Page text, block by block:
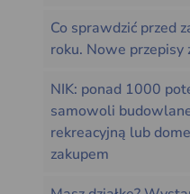
Co sprawdzić przed
roku. Nowe przepisy
NIK: ponad 1000
samowoli
rekreacyjną lub
zakupem